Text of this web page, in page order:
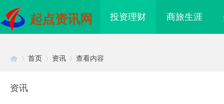
起点资讯网 投资理财 商旅生涯
首页 资讯 查看内容
资讯